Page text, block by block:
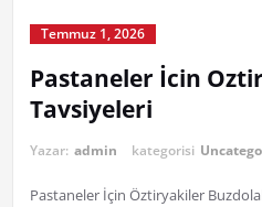
Temmuz 1, 2026
Pastaneler İcin
Tavsiyeleri
Yazar: admin kategorisi
Pastaneler İçin Öztiryakiler